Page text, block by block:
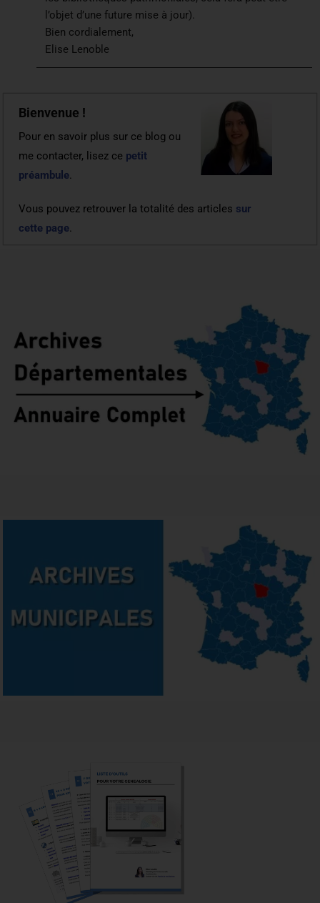
l’objet d’une future mise à jour).
Bien cordialement,
Elise Lenoble
Bienvenue !
Pour en savoir plus sur ce blog ou
me contacter, lisez ce petit
préambule.
Vous pouvez retrouver la totalité des articles sur
cette page.